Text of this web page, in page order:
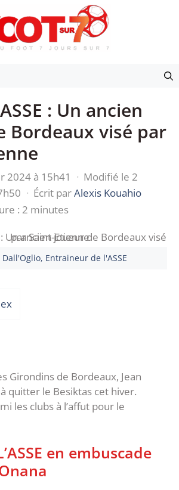
: Un ancien
Bordeaux visé par
2024 à 15h41 · Modifié le 2
· Écrit parAlexis Kouahio
: 2 minutes
Entraineur de l'ASSE
Girondins de Bordeaux, Jean
quitter le Besiktas cet hiver.
les clubs à l’affut pour le
en embuscade